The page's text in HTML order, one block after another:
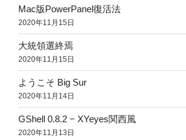
Mac版PowerPanel復活法
2020年11月15日
大統領選終焉
2020年11月15日
ようこそ Big Sur
2020年11月14日
GShell 0.8.2 − XYeyes関西風
2020年11月13日